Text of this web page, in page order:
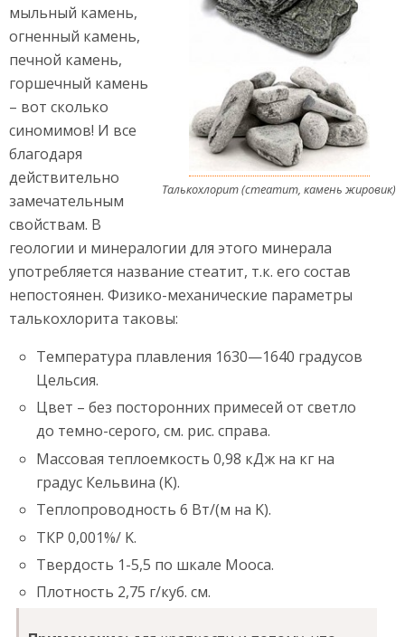
Талькохлорит (стеатит, камень жировик)
мыльный камень,
огненный камень,
печной камень,
горшечный камень
– вот сколько
синомимов! И все
благодаря
действительно
замечательным
свойствам. В
геологии и минералогии для этого минерала
употребляется название стеатит, т.к. его состав
непостоянен. Физико-механические параметры
талькохлорита таковы:
Температура плавления 1630—1640 градусов
Цельсия.
Цвет – без посторонних примесей от светло
до темно-серого, см. рис. справа.
Массовая теплоемкость 0,98 кДж на кг на
градус Кельвина (K).
Теплопроводность 6 Вт/(м на K).
ТКР 0,001%/ K.
Твердость 1-5,5 по шкале Мооса.
Плотность 2,75 г/куб. см.